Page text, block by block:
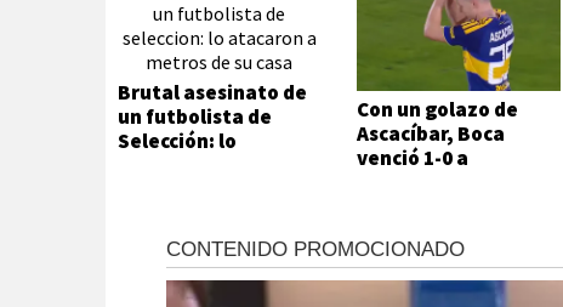
Brutal asesinato de
un futbolista de
Selección: lo
Con un golazo de
Ascacíbar, Boca
venció 1-0 a